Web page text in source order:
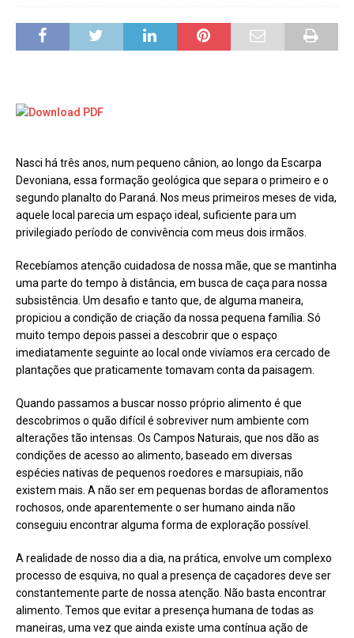
Nasci há três anos, num pequeno cânion, ao longo da Escarpa
Devoniana, essa formação geológica que separa o primeiro e o
segundo planalto do Paraná. Nos meus primeiros meses de vida,
aquele local parecia um espaço ideal, suficiente para um
privilegiado período de convivência com meus dois irmãos.
Recebíamos atenção cuidadosa de nossa mãe, que se mantinha
uma parte do tempo à distância, em busca de caça para nossa
subsistência. Um desafio e tanto que, de alguma maneira,
propiciou a condição de criação da nossa pequena família. Só
muito tempo depois passei a descobrir que o espaço
imediatamente seguinte ao local onde vivíamos era cercado de
plantações que praticamente tomavam conta da paisagem.
Quando passamos a buscar nosso próprio alimento é que
descobrimos o quão difícil é sobreviver num ambiente com
alterações tão intensas. Os Campos Naturais, que nos dão as
condições de acesso ao alimento, baseado em diversas
espécies nativas de pequenos roedores e marsupiais, não
existem mais. A não ser em pequenas bordas de afloramentos
rochosos, onde aparentemente o ser humano ainda não
conseguiu encontrar alguma forma de exploração possível.
A realidade de nosso dia a dia, na prática, envolve um complexo
processo de esquiva, no qual a presença de caçadores deve ser
constantemente parte de nossa atenção. Não basta encontrar
alimento. Temos que evitar a presença humana de todas as
maneiras, uma vez que ainda existe uma contínua ação de